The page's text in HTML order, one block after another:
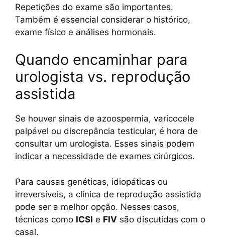
Repetições do exame são importantes.
Também é essencial considerar o histórico,
exame físico e análises hormonais.
Quando encaminhar para
urologista vs. reprodução
assistida
Se houver sinais de azoospermia, varicocele
palpável ou discrepância testicular, é hora de
consultar um urologista. Esses sinais podem
indicar a necessidade de exames cirúrgicos.
Para causas genéticas, idiopáticas ou
irreversíveis, a clínica de reprodução assistida
pode ser a melhor opção. Nesses casos,
técnicas como ICSI e FIV são discutidas com o
casal.